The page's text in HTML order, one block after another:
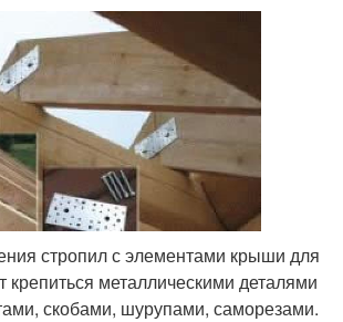
стропил с элементами крыши для
крепиться металлическими деталями
скобами, шурупами, саморезами.